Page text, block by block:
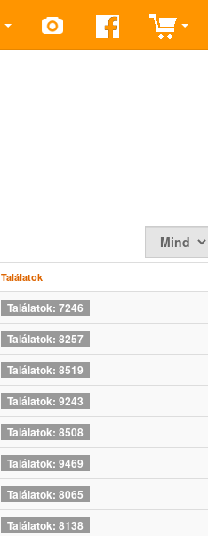
Találatok
Találatok: 7246
Találatok: 8257
Találatok: 8519
Találatok: 9243
Találatok: 8508
Találatok: 9469
Találatok: 8065
Találatok: 8138